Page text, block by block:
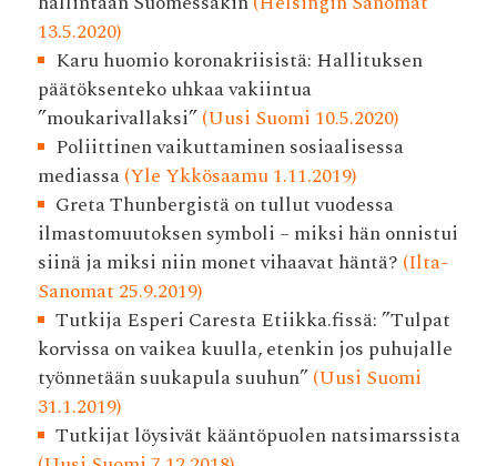
13.5.2020)
Karu huomio koronakriisistä: Hallituksen
päätöksenteko uhkaa vakiintua
”moukarivallaksi”(Uusi Suomi 10.5.2020)
Poliittinen vaikuttaminen sosiaalisessa
mediassa(Yle Ykkösaamu 1.11.2019)
Greta Thunbergistä on tullut vuodessa
ilmastomuutoksen symboli – miksi hän onnistui
siinä ja miksi niin monet vihaavat häntä? (Ilta-
Sanomat 25.9.2019)
Tutkija Esperi Caresta Etiikka.fissä: ”Tulpat
korvissa on vaikea kuulla, etenkin jos puhujalle
työnnetään suukapula suuhun”(Uusi Suomi
31.1.2019)
Tutkijat löysivät kääntöpuolen natsimarssista